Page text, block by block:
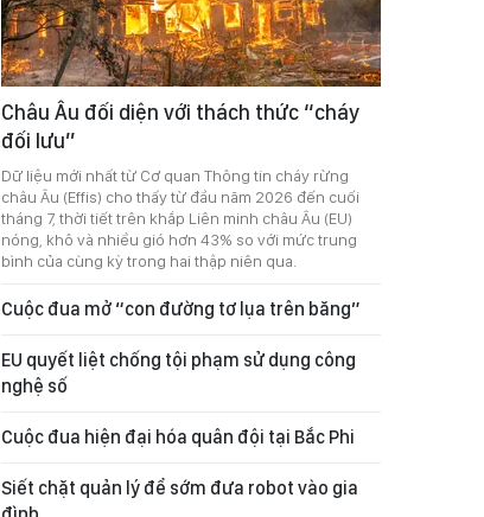
Châu Âu đối diện với thách thức “cháy
đối lưu”
Dữ liệu mới nhất từ Cơ quan Thông tin cháy rừng
châu Âu (Effis) cho thấy từ đầu năm 2026 đến cuối
tháng 7, thời tiết trên khắp Liên minh châu Âu (EU)
nóng, khô và nhiều gió hơn 43% so với mức trung
bình của cùng kỳ trong hai thập niên qua.
Cuộc đua mở “con đường tơ lụa trên băng”
EU quyết liệt chống tội phạm sử dụng công
nghệ số
Cuộc đua hiện đại hóa quân đội tại Bắc Phi
Siết chặt quản lý để sớm đưa robot vào gia